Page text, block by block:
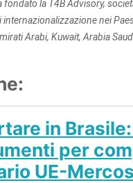
la T4B Advisory,
nei
Arabi, Kuwait, Arabia
in
per
UE-